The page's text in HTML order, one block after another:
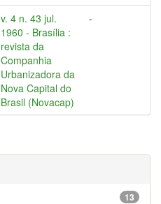
v. 4 n. 43 jul.
1960 - Brasília :
revista da
Companhia
Urbanizadora da
Nova Capital do
Brasil (Novacap)
-
13